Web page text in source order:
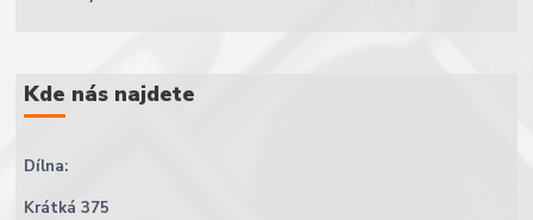
Kde nás najdete
Dílna:
Krátká 375